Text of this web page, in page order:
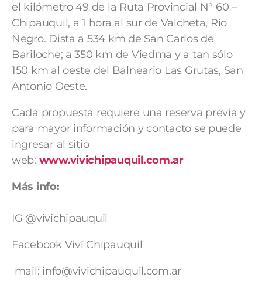
el kilómetro 49 de la Ruta Provincial N° 60 –
Chipauquil, a 1 hora al sur de Valcheta, Río
Negro. Dista a 534 km de San Carlos de
Bariloche; a 350 km de Viedma y a tan sólo
150 km al oeste del Balneario Las Grutas, San
Antonio Oeste.
Cada propuesta requiere una reserva previa y
para mayor información y contacto se puede
ingresar al sitio
web: www.vivichipauquil.com.ar
Más info:
IG @vivichipauquil
Facebook Viví Chipauquil
mail: info@vivichipauquil.com.ar